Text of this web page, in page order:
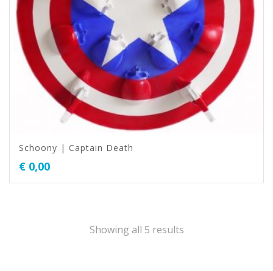
Schoony | Captain Death
€ 0,00
Showing all 5 results